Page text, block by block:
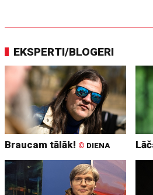
EKSPERTI/BLOGERI
Braucam tālāk! © DIENA